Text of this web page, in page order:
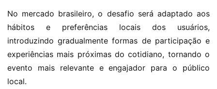
No mercado brasileiro, o desafio será adaptado aos
hábitos e preferências locais dos usuários,
introduzindo gradualmente formas de participação e
experiências mais próximas do cotidiano, tornando o
evento mais relevante e engajador para o público
local.